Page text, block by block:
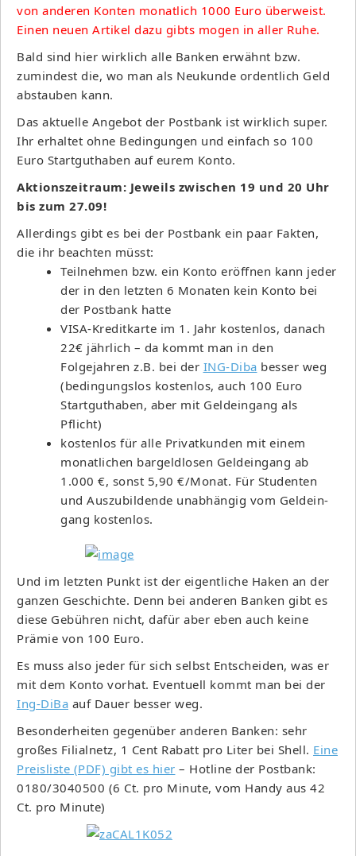
von anderen Konten monatlich 1000 Euro überweist.
Einen neuen Artikel dazu gibts mogen in aller Ruhe.
Bald sind hier wirklich alle Banken erwähnt bzw.
zumindest die, wo man als Neukunde ordentlich Geld
abstauben kann.
Das aktuelle Angebot der Postbank ist wirklich super.
Ihr erhaltet ohne Bedingungen und einfach so 100
Euro Startguthaben auf eurem Konto.
Aktionszeitraum: Jeweils zwischen 19 und 20 Uhr
bis zum 27.09!
Allerdings gibt es bei der Postbank ein paar Fakten,
die ihr beachten müsst:
Teilnehmen bzw. ein Konto eröffnen kann jeder
der in den letzten 6 Monaten kein Konto bei
der Postbank hatte
VISA-Kreditkarte im 1. Jahr kostenlos, danach
22€ jährlich – da kommt man in den
Folgejahren z.B. bei der ING-Diba besser weg
(bedingungslos kostenlos, auch 100 Euro
Startguthaben, aber mit Geldeingang als
Pflicht)
kostenlos für alle Privat­kunden mit einem
monat­lichen bar­geld­losen Geld­eingang ab
1.000 €, sonst 5,90 €/Monat. Für Studenten
und Aus­zu­bildende unab­hängig vom Geld­ein­
gang kostenlos.
Und im letzten Punkt ist der eigentliche Haken an der
ganzen Geschichte. Denn bei anderen Banken gibt es
diese Gebühren nicht, dafür aber eben auch keine
Prämie von 100 Euro.
Es muss also jeder für sich selbst Entscheiden, was er
mit dem Konto vorhat. Eventuell kommt man bei der
Ing-DiBa auf Dauer besser weg.
Besonderheiten gegenüber anderen Banken: sehr
großes Filialnetz, 1 Cent Rabatt pro Liter bei Shell. Eine
Preisliste (PDF) gibt es hier – Hotline der Postbank:
0180/3040500 (6 Ct. pro Minute, vom Handy aus 42
Ct. pro Minute)